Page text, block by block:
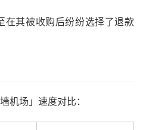
在其被收购后纷纷选择了退款
机场」速度对比：